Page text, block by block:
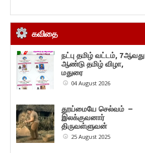
கவிதை
நட்பு தமிழ் வட்டம், 7ஆவது
ஆண்டு தமிழ் விழா,
மதுரை
04 August 2026
தூய்மையே செல்வம் –
இலக்குவனார்
திருவள்ளுவன்
25 August 2025